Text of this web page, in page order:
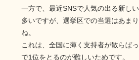
一方で、最近SNSで人気の出る新し
多いですが、選挙区での当選はあま
ね。
これは、全国に薄く支持者が散らば
で1位をとるのが難しいためです。